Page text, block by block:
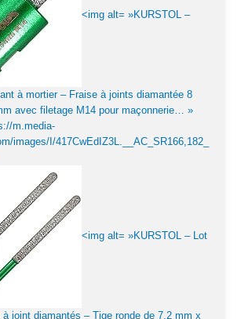
<img alt= »KURSTOL –
à mortier – Fraise à joints diamantée 8
avec filetage M14 pour maçonnerie… »
m.media-
images/I/417CwEdIZ3L.__AC_SR166,182_
<img alt= »KURSTOL – Lot
joint diamantés – Tige ronde de 7,2 mm x